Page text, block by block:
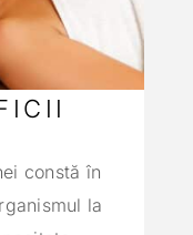
constă în
la